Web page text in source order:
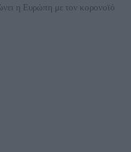
η Ευρώπη με τον κορονοϊό